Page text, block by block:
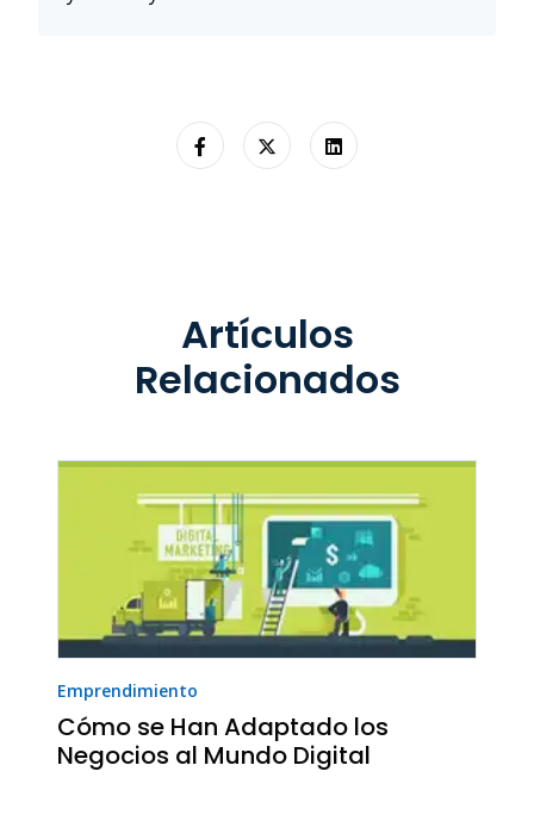
Artículos
Relacionados
Emprendimiento
Cómo se Han Adaptado los
Negocios al Mundo Digital